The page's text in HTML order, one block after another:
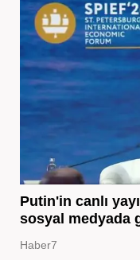
Putin'in canlı
sosyal medyada
Haber7